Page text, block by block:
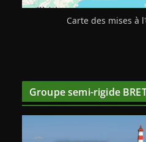
Carte des mises à
Groupe semi-rigide